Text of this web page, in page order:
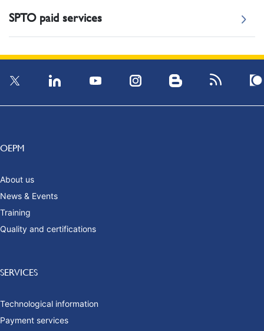
SPTO paid services
OEPM
About us
News & Events
Training
Quality and certifications
SERVICES
Technological information
Payment services